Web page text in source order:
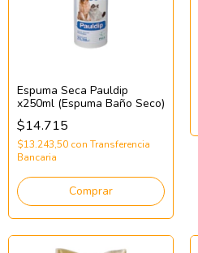
Espuma Seca Pauldip
x250ml (Espuma Baño Seco)
$14.715
$13.243,50 con Transferencia
Bancaria